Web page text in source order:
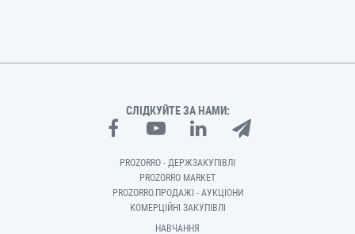
СЛІДКУЙТЕ ЗА НАМИ:
PROZORRO - ДЕРЖЗАКУПІВЛІ
PROZORRO MARKET
PROZORRO.ПРОДАЖІ - АУКЦІОНИ
КОМЕРЦІЙНІ ЗАКУПІВЛІ
НАВЧАННЯ